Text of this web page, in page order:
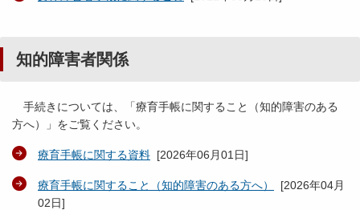
知的障害者関係
手続きについては、「療育手帳に関すること（知的障害のある
方へ）」をご覧ください。
療育手帳に関する資料 [2026年06月01日]
療育手帳に関すること（知的障害のある方へ） [2026年04月
02日]